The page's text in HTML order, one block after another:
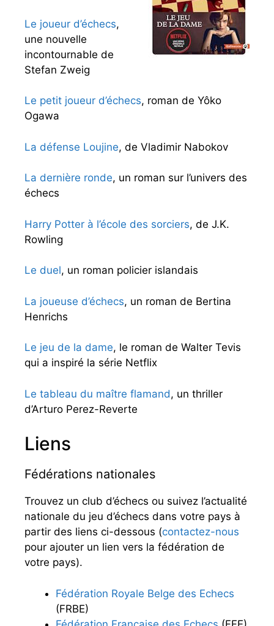
Le joueur d’échecs,
une nouvelle
incontournable de
Stefan Zweig
Le petit joueur d’échecs, roman de Yôko
Ogawa
La défense Loujine, de Vladimir Nabokov
La dernière ronde, un roman sur l’univers des
échecs
Harry Potter à l’école des sorciers, de J.K.
Rowling
Le duel, un roman policier islandais
La joueuse d’échecs, un roman de Bertina
Henrichs
Le jeu de la dame, le roman de Walter Tevis
qui a inspiré la série Netflix
Le tableau du maître flamand, un thriller
d’Arturo Perez-Reverte
Liens
Fédérations nationales
Trouvez un club d’échecs ou suivez l’actualité
nationale du jeu d’échecs dans votre pays à
partir des liens ci-dessous (contactez-nous
pour ajouter un lien vers la fédération de
votre pays).
Fédération Royale Belge des Echecs
(FRBE)